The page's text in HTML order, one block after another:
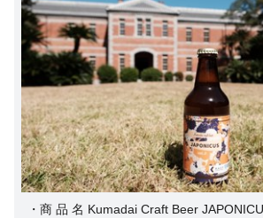
・商 品 名 Kumadai Craft Beer